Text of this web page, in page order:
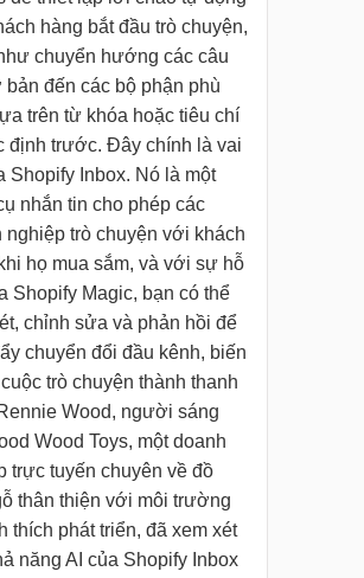
hàng bắt đầu trò chuyện,
chuyển hướng các câu
bản đến các bộ phận phù
trên từ khóa hoặc tiêu chí
định trước. Đây chính là vai
Shopify Inbox. Nó là một
nhắn tin cho phép các
nghiệp trò chuyện với khách
họ mua sắm, và với sự hỗ
Shopify Magic, bạn có thể
chỉnh sửa và phản hồi để
chuyển đổi đầu kênh, biến
trò chuyện thành thanh
Wood, người sáng
Wood Toys, một doanh
trực tuyến chuyên về đồ
thân thiện với môi trường
thích phát triển, đã xem xét
năng AI của Shopify Inbox